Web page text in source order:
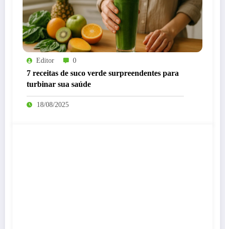
Editor 0
7 receitas de suco verde surpreendentes para
turbinar sua saúde
18/08/2025